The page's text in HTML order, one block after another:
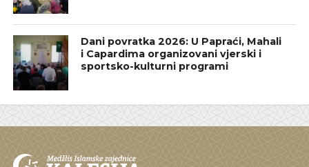
Dani povratka 2026: U Papraći, Mahali
i Capardima organizovani vjerski i
sportsko-kulturni programi